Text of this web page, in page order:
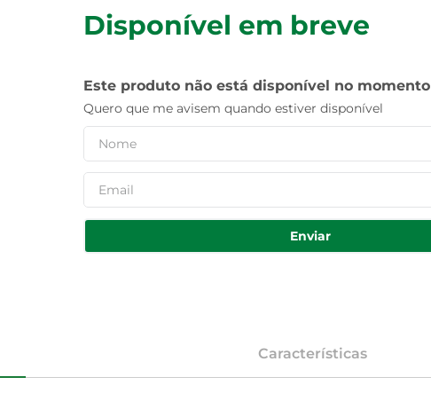
Disponível em breve
Este produto não está disponível no momento
Quero que me avisem quando estiver disponível
Enviar
Características